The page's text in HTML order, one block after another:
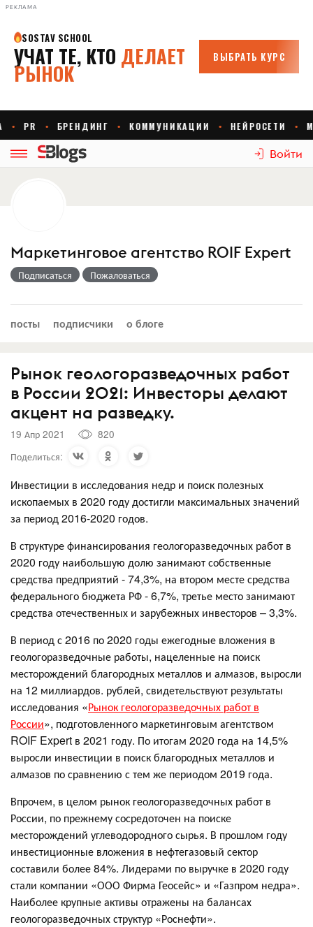
РЕКЛАМА
Войти
Маркетинговое агентство ROIF Expert
Подписаться Пожаловаться
посты подписчики о блоге
Рынок геологоразведочных работ
в России 2021: Инвесторы делают
акцент на разведку.
19 Апр 2021
820
Поделиться:
Инвестиции в исследования недр и поиск полезных
ископаемых в 2020 году достигли максимальных значений
за период 2016-2020 годов.
В структуре финансирования геологоразведочных работ в
2020 году наибольшую долю занимают собственные
средства предприятий - 74,3%, на втором месте средства
федерального бюджета РФ - 6,7%, третье место занимают
средства отечественных и зарубежных инвесторов – 3,3%.
В период с 2016 по 2020 годы ежегодные вложения в
геологоразведочные работы, нацеленные на поиск
месторождений благородных металлов и алмазов, выросли
на 12 миллиардов. рублей, свидетельствуют результаты
исследования «Рынок геологоразведочных работ в
России», подготовленного маркетинговым агентством
ROIF Expert в 2021 году. По итогам 2020 года на 14,5%
выросли инвестиции в поиск благородных металлов и
алмазов по сравнению с тем же периодом 2019 года.
Впрочем, в целом рынок геологоразведочных работ в
России, по прежнему сосредоточен на поиске
месторождений углеводородного сырья. В прошлом году
инвестиционные вложения в нефтегазовый сектор
составили более 84%. Лидерами по выручке в 2020 году
стали компании «ООО Фирма Геосейс» и «Газпром недра».
Наиболее крупные активы отражены на балансах
геологоразведочных структур «Роснефти».